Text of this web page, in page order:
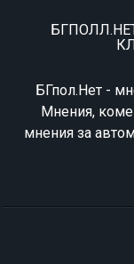
БГпол.Нет -
Мнения,
мнения за